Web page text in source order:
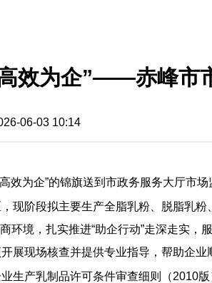
效为企”——赤峰市
06-03 10:14
效为企”的锦旗送到市政务服务大厅市
现阶段拟主要生产全脂乳粉、脱脂乳
环境，扎实推进“助企行动”走深走实
展现场核查并提供专业指导，帮助企
生产乳制品许可条件审查细则（